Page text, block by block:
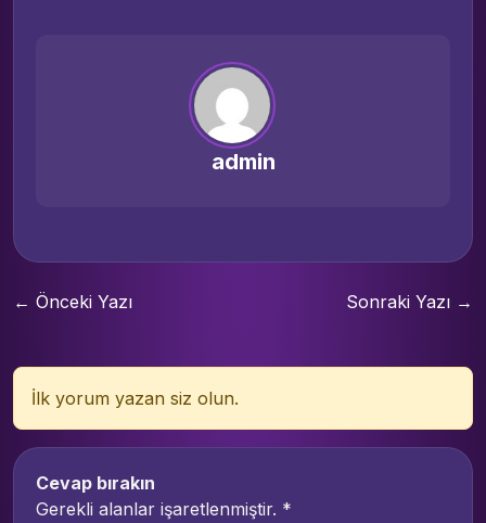
admin
← Önceki Yazı Sonraki Yazı →
İlk yorum yazan siz olun.
Cevap bırakın
Gerekli alanlar işaretlenmiştir. *